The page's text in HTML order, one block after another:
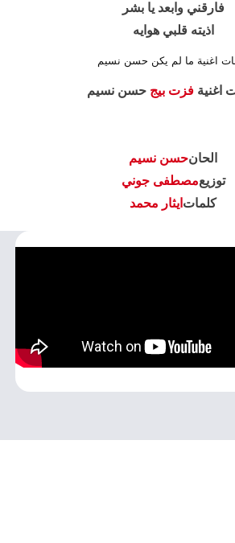
فارقني وابعد يا بشر
اذيته قلبي هوايه
اغنية ما لم يكن حسن نسيم
اغنية فزت بيج حسن نسيم
الحانحسن نسيم
توزيعمصطفى جوني
كلمات ايثار محمد